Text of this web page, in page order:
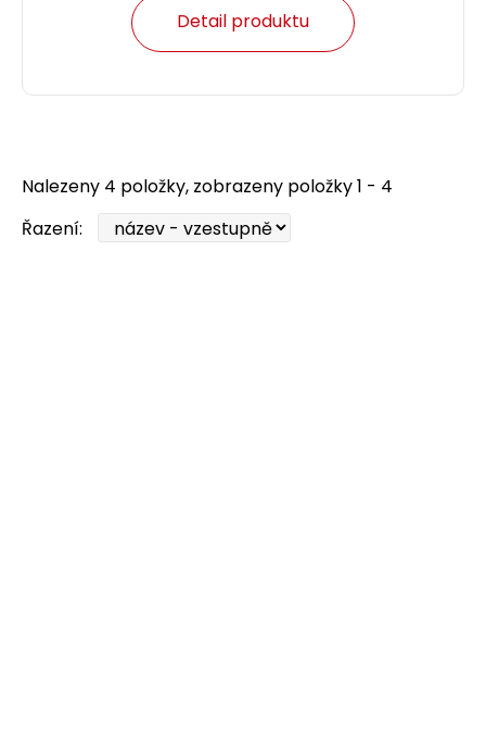
Detail produktu
Nalezeny 4 položky, zobrazeny položky 1 - 4
Řazení: